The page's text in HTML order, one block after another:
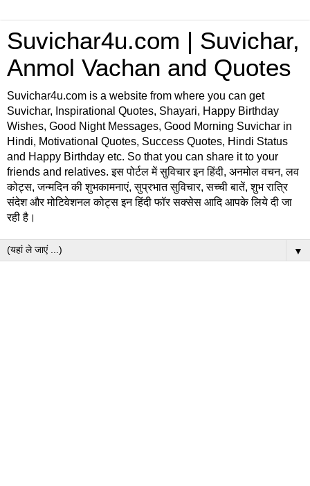
Suvichar4u.com | Suvichar,
Anmol Vachan and Quotes
Suvichar4u.com is a website from where you can get
Suvichar, Inspirational Quotes, Shayari, Happy Birthday
Wishes, Good Night Messages, Good Morning Suvichar in
Hindi, Motivational Quotes, Success Quotes, Hindi Status
and Happy Birthday etc. So that you can share it to your
friends and relatives. इस पोर्टल में सुविचार इन हिंदी, अनमोल वचन, लव
कोट्स, जन्मदिन की शुभकामनाएं, सुप्रभात सुविचार, सच्ची बातें, शुभ रात्रि
संदेश और मोटिवेशनल कोट्स इन हिंदी फॉर सक्सेस आदि आपके लिये दी जा
रही है।
▼